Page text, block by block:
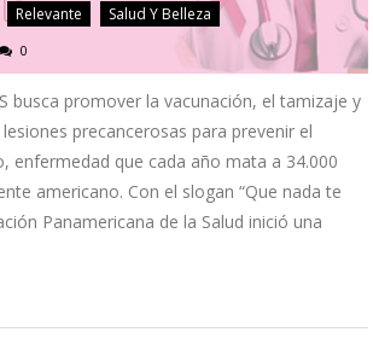
Relevante Salud Y Belleza
0
busca promover la vacunación, el tamizaje y
precancerosas para prevenir el
enfermedad que cada año mata a 34.000
americano. Con el slogan “Que nada te
Panamericana de la Salud inició una